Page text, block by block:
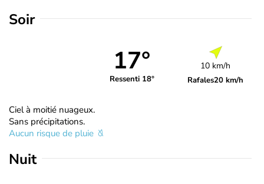
Soir
17°
Ressenti 18°
10 km/h
Rafales20 km/h
Ciel à moitié nuageux.
Sans précipitations.
Aucun risque de pluie
Nuit